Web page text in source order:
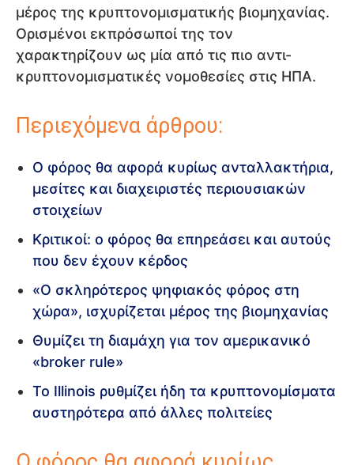
μέρος της κρυπτονομισματικής βιομηχανίας.
Ορισμένοι εκπρόσωποί της τον
χαρακτηρίζουν ως μία από τις πιο αντι-
κρυπτονομισματικές νομοθεσίες στις ΗΠΑ.
Περιεχόμενα άρθρου:
Ο φόρος θα αφορά κυρίως ανταλλακτήρια,
μεσίτες και διαχειριστές περιουσιακών
στοιχείων
Κριτικοί: ο φόρος θα επηρεάσει και αυτούς
που δεν έχουν κέρδος
«Ο σκληρότερος ψηφιακός φόρος στη
χώρα», ισχυρίζεται μέρος της βιομηχανίας
Θυμίζει τη διαμάχη για τον αμερικανικό
«broker rule»
Το Illinois ρυθμίζει ήδη τα κρυπτονομίσματα
αυστηρότερα από άλλες πολιτείες